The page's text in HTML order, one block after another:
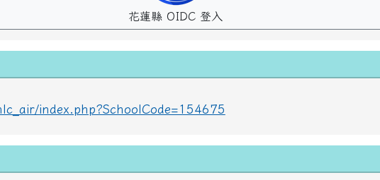
花蓮縣 OIDC 登入
index.php?SchoolCode=154675